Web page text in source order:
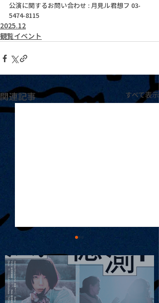
公演に関するお問い合わせ : 月見ル君想フ 03-
5474-8115
2025.12
観覧イベント
関連記事 すべて表示